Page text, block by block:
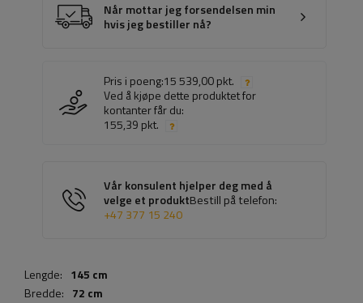
Når mottar jeg forsendelsen min
hvis jeg bestiller nå?
Pris i poeng:15 539,00 pkt.
Ved å kjøpe dette produktet for
kontanter får du:
155,39 pkt.
Vår konsulent hjelper deg med å
velge et produktBestill på telefon:
+47 377 15 240
Lengde: 145 cm
Bredde: 72 cm